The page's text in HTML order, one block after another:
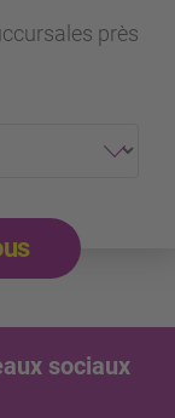
près
sociaux